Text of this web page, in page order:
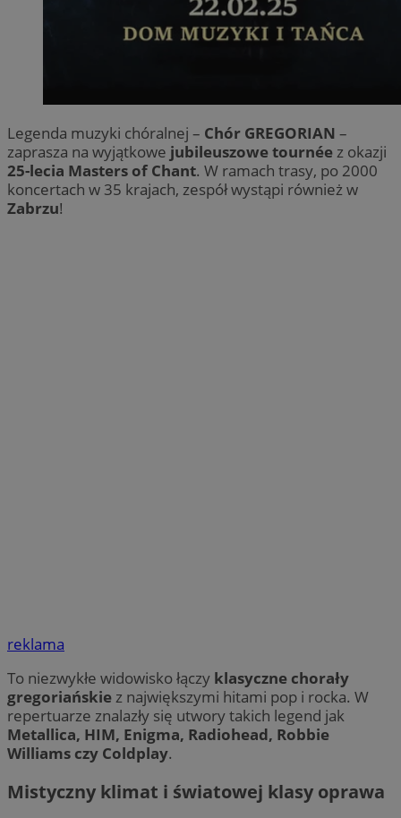
Legenda muzyki chóralnej – Chór GREGORIAN –
zaprasza na wyjątkowe jubileuszowe tournéez okazji
25-lecia Masters of Chant. W ramach trasy, po 2000
koncertach w 35 krajach, zespół wystąpi również w
Zabrzu!
reklama
To niezwykłe widowisko łączy klasyczne chorały
gregoriańskiez największymi hitami pop i rocka. W
repertuarze znalazły się utwory takich legend jak
Metallica, HIM, Enigma, Radiohead, Robbie
Williams czy Coldplay.
Mistyczny klimat i światowej klasy oprawa